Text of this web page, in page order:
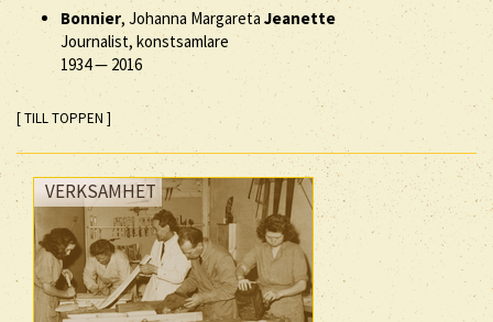
Bonnier, Johanna MargaretaJeanette
Journalist, konstsamlare
1934— 2016
[ TILL TOPPEN ]
VERKSAMHET